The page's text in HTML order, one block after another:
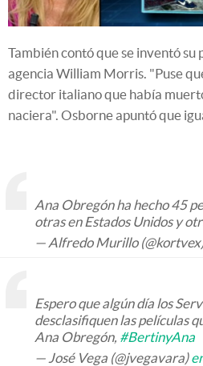
También contó que se inventó
agencia William Morris. "Puse
director italiano que había
naciera". Osborne apuntó que
Ana Obregón ha hecho 45
otras en Estados Unidos y
— Alfredo Murillo
Espero que algún día los
desclasifiquen las películas
Ana Obregón, #BertinyAna
— José Vega (@jvegavara)